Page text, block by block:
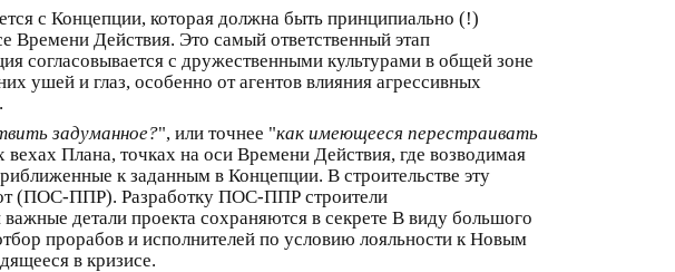
с Концепции, которая должна быть принципиально (!)
Действия. Это самый ответственный этап
согласовывается с дружественными культурами в общей зоне
ушей и глаз, особенно от агентов влияния агрессивных
задуманное?", или точнее "как имеющееся перестраивать
Плана, точках на оси Времени Действия, где возводимая
к заданным в Концепции. В строительстве эту
(ПОС-ППР). Разработку ПОС-ППР строители
детали проекта сохраняются в секрете В виду большого
прорабов и исполнителей по условию лояльности к Новым
в кризисе.